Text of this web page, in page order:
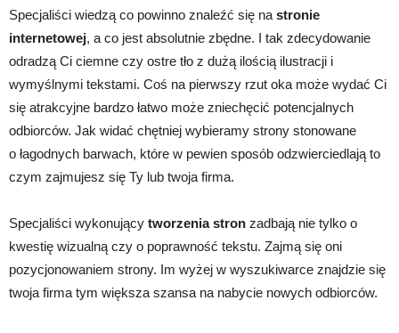
Specjaliści wiedzą co powinno znaleźć się na stronie
internetowej, a co jest absolutnie zbędne. I tak zdecydowanie
odradzą Ci ciemne czy ostre tło z dużą ilością ilustracji i
wymyślnymi tekstami. Coś na pierwszy rzut oka może wydać Ci
się atrakcyjne bardzo łatwo może zniechęcić potencjalnych
odbiorców. Jak widać chętniej wybieramy strony stonowane
o łagodnych barwach, które w pewien sposób odzwierciedlają to
czym zajmujesz się Ty lub twoja firma.
Specjaliści wykonujący tworzenia stron zadbają nie tylko o
kwestię wizualną czy o poprawność tekstu. Zajmą się oni
pozycjonowaniem strony. Im wyżej w wyszukiwarce znajdzie się
twoja firma tym większa szansa na nabycie nowych odbiorców.